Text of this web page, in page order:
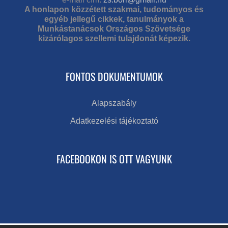
A honlapon közzétett szakmai, tudományos és
egyéb jellegű cikkek, tanulmányok a
Munkástanácsok Országos Szövetsége
kizárólagos szellemi tulajdonát képezik.
FONTOS DOKUMENTUMOK
Alapszabály
Adatkezelési tájékoztató
FACEBOOKON IS OTT VAGYUNK